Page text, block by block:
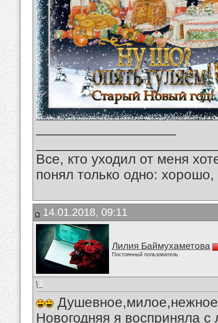
Все, кто уходил от меня
понял только одно:
14.01.2018, 09:11
Лилия Баймухаметова
Постоянный пользователь
Новогодняя я восприняла